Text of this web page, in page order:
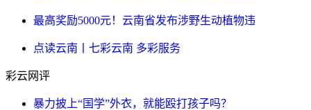
最高奖励5000元！云南省发布涉野生动植物违
点读云南丨七彩云南 多彩服务
彩云网评
暴力披上“国学”外衣，就能殴打孩子吗？